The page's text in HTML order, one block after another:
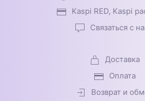
Kaspi RED, Kaspi
Связаться с
Доставка
Оплата
Возврат и